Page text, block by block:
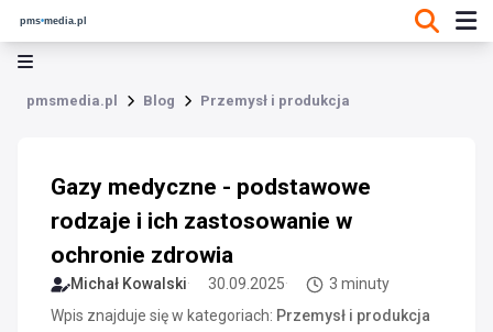
pmsmedia.pl Blog Przemysł i produkcja
Gazy medyczne - podstawowe
rodzaje i ich zastosowanie w
ochronie zdrowia
Michał Kowalski 30.09.2025
3 minuty
Wpis znajduje się w kategoriach: Przemysł i produkcja